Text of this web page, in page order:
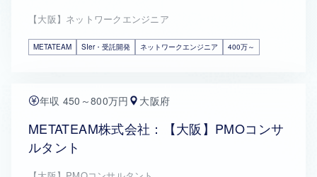
【大阪】ネットワークエンジニア
METATEAM SIer・受託開発 ネットワークエンジニア 400万～
年収 450～800万円 大阪府
METATEAM株式会社：【大阪】PMOコンサ
ルタント